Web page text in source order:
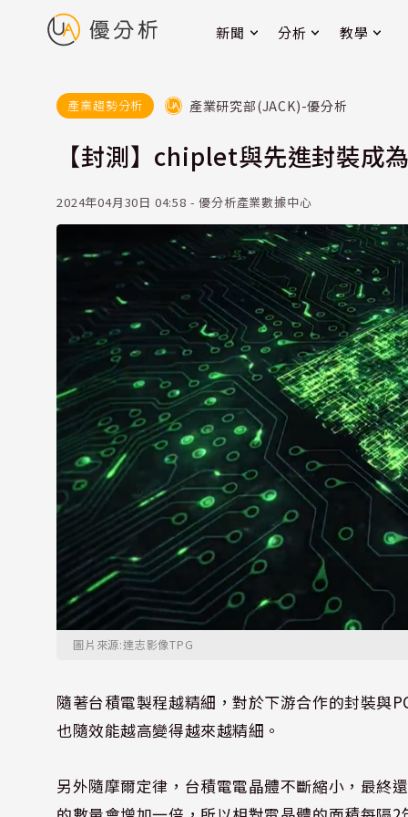
新聞 分析 教學
產業趨勢分析 產業研究部(JACK)-優分析
【封測】chiplet與先進封裝成
2024年04月30日 04:58 - 優分析產業數據中心
圖片來源:達志影像TPG
隨著台積電製程越精細，對於下游合作的封裝與
也隨效能越高變得越來越精細。
另外隨摩爾定律，台積電電晶體不斷縮小，最終